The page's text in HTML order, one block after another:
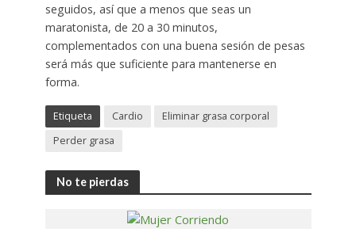
seguidos, así que a menos que seas un
maratonista, de 20 a 30 minutos,
complementados con una buena sesión de pesas
será más que suficiente para mantenerse en
forma.
Etiqueta Cardio
Eliminar grasa corporal
Perder grasa
No te pierdas